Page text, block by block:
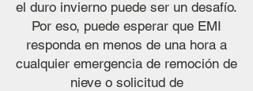
el duro invierno puede ser un desafío.
Por eso, puede esperar que EMI
responda en menos de una hora a
cualquier emergencia de remoción de
nieve o solicitud de